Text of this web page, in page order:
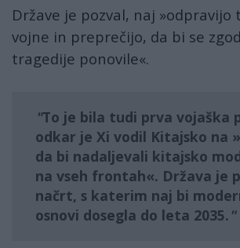
Države je pozval, naj »odpravijo
vojne in preprečijo, da bi se
tragedije ponovile«.
To je bila tudi prva vojaška
odkar je Xi vodil Kitajsko na
da bi nadaljevali kitajsko
na vseh frontah«. Država je
načrt, s katerim naj bi
osnovi dosegla do leta 2035.